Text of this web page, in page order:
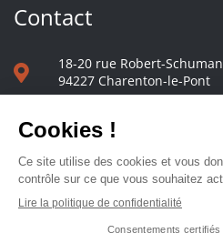
Contact
18-20 rue Robert-Schuman
94227 Charenton-le-Pont